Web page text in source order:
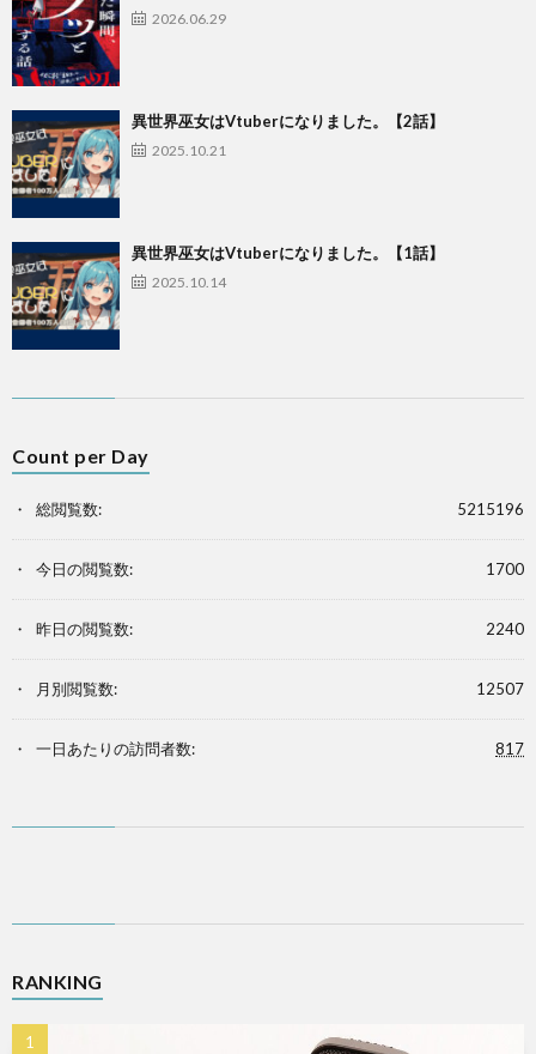
2026.06.29
異世界巫女はVtuberになりました。【2話】
2025.10.21
異世界巫女はVtuberになりました。【1話】
2025.10.14
Count per Day
5215196
総閲覧数:
1700
今日の閲覧数:
2240
昨日の閲覧数:
12507
月別閲覧数:
817
一日あたりの訪問者数:
RANKING